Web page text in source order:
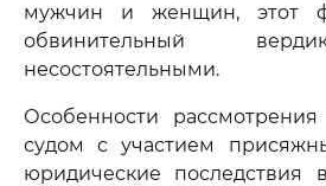
мужчин и женщин, этот
обвинительный
несостоятельными.
Особенности
судом с участием
юридические последствия